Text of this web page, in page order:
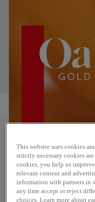
Lanseras 10 januari 2022
This website uses cookies
strictly necessary cookies
cookies, you help us
relevant content and
information with partners in
any time accept or reject
choices. Learn more about